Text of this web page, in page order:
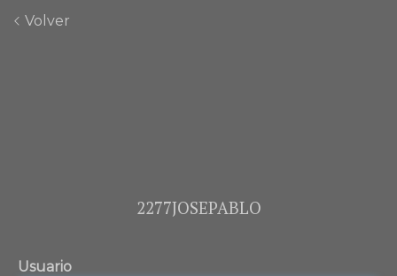
Volver
2277JOSEPABLO
Usuario